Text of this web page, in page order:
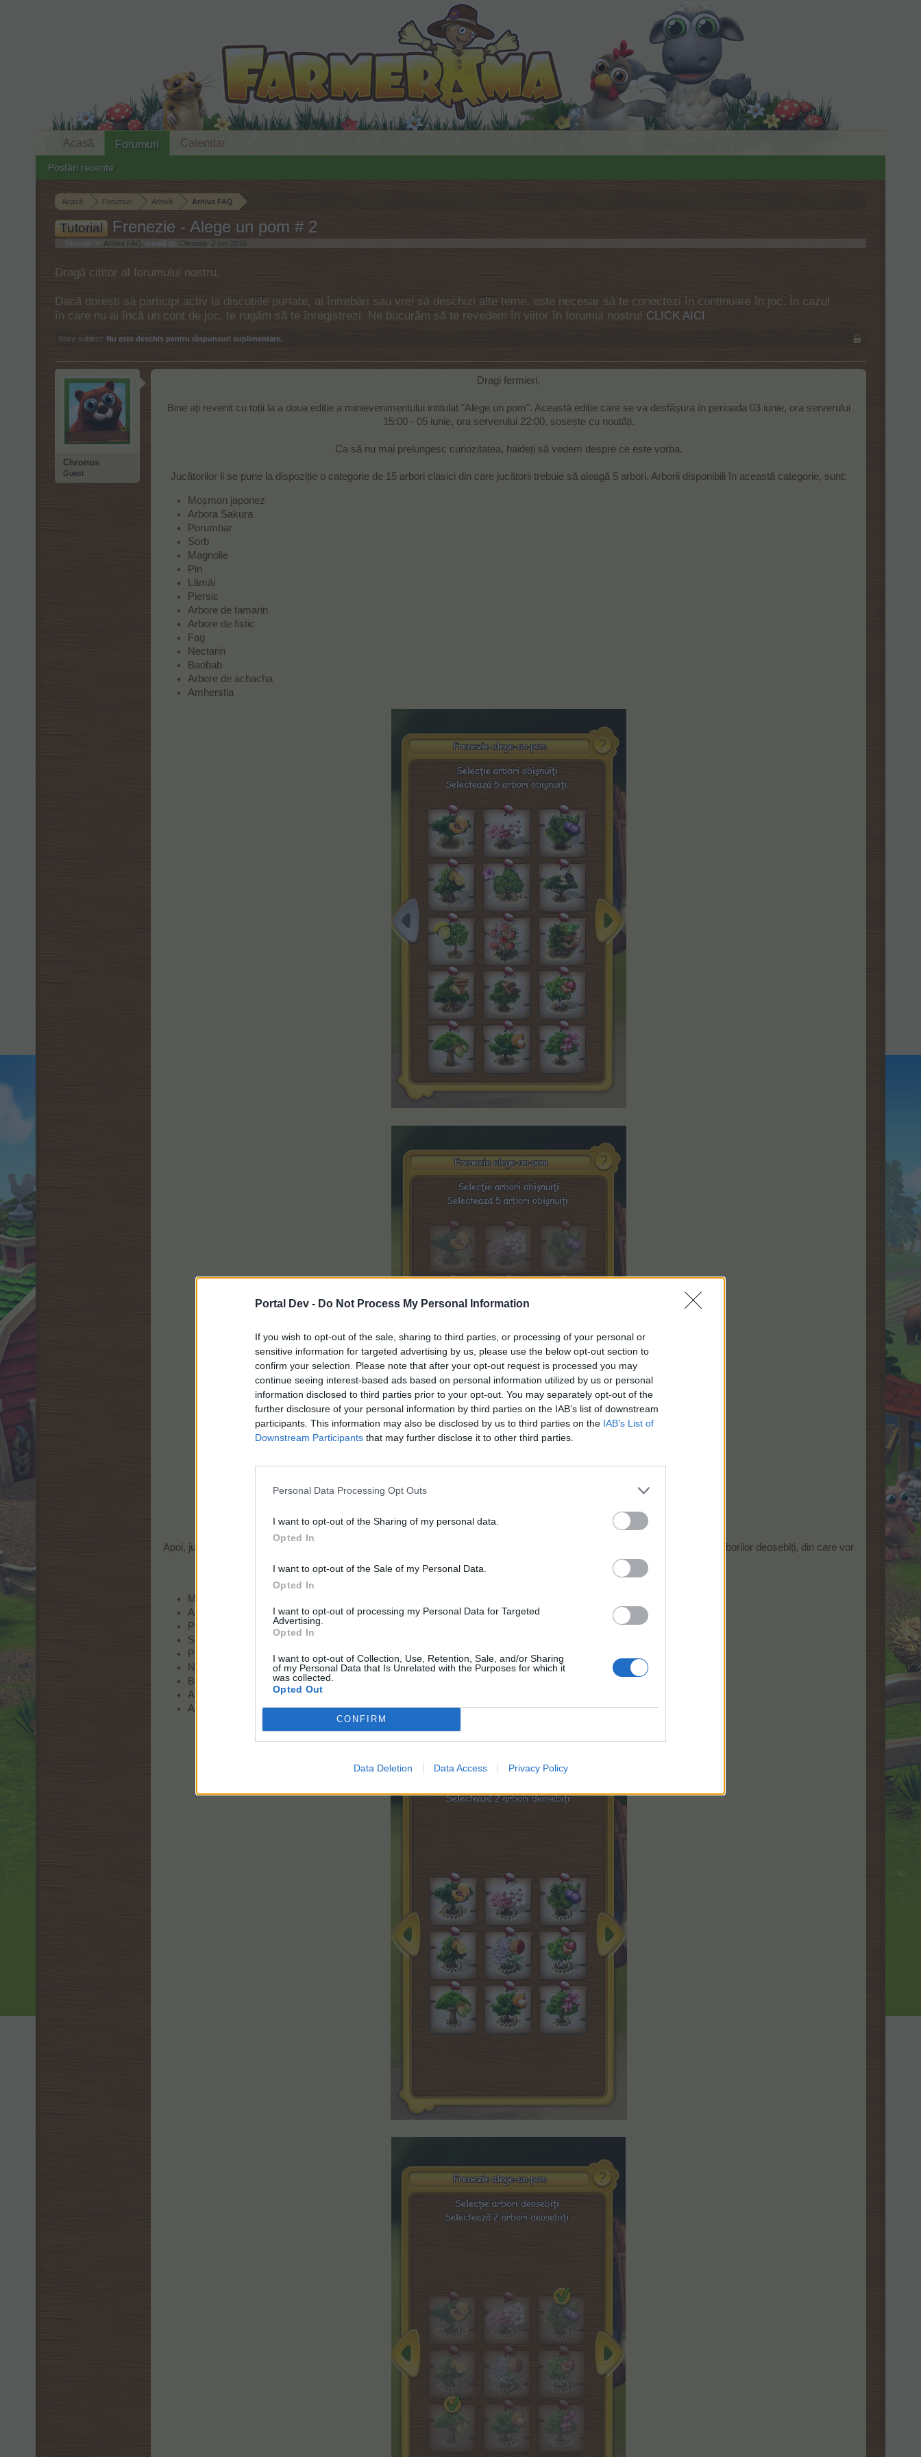
Portal Dev - Do Not Process My Personal Information
If you wish to opt-out of the sale, sharing to third parties, or processing of your personal or
sensitive information for targeted advertising by us, please use the below opt-out section to
confirm your selection. Please note that after your opt-out request is processed you may
continue seeing interest-based ads based on personal information utilized by us or personal
information disclosed to third parties prior to your opt-out. You may separately opt-out of the
further disclosure of your personal information by third parties on the IAB’s list of downstream
participants. This information may also be disclosed by us to third parties on the IAB’s List of
Downstream Participants that may further disclose it to other third parties.
Personal Data Processing Opt Outs
I want to opt-out of the Sharing of my personal data.
Opted In
I want to opt-out of the Sale of my Personal Data.
Opted In
I want to opt-out of processing my Personal Data for Targeted
Advertising.
Opted In
I want to opt-out of Collection, Use, Retention, Sale, and/or Sharing
of my Personal Data that Is Unrelated with the Purposes for which it
was collected.
Opted Out
CONFIRM
Data Deletion Data Access Privacy Policy
Acasă Forumuri Arhivă Arhiva FAQ
Tutorial Frenezie - Alege un pom # 2
Discuție în ' Arhiva FAQ ' creată de Chronos 2 Iun 2016
Dragă cititor al forumului nostru,
Dacă dorești să participi activ la discuțiile purtate, ai întrebări sau vrei să deschizi alte teme, este necesar să te conectezi în continuare în joc. În cazul
în care nu ai încă un cont de joc, te rugăm să te înregistrezi. Ne bucurăm să te revedem în viitor în forumul nostru! CLICK AICI
Stare subiect: Nu este deschis pentru răspunsuri suplimentare.
Chronos
Guest
Dragi fermieri,
Bine ați revenit cu toții la a doua ediție a minievenimentului intitulat "Alege un pom". Această ediție care se va desfășura în perioada 03 iunie, ora serverului
15:00 - 05 iunie, ora serverului 22:00, sosește cu noutăți.
Ca să nu mai prelungesc curiozitatea, haideți să vedem despre ce este vorba.
Jucătorilor li se pune la dispoziție o categorie de 15 arbori clasici din care jucătorii trebuie să aleagă 5 arbori. Arborii disponibili în această categorie, sunt:​
Moșmon japonez
Arbora Sakura
Porumbar
Sorb
Magnolie
Pin
Lămâi
Piersic
Arbore de tamarin
Arbore de fistic
Fag
Nectarin
Baobab
Arbore de achacha
Amherstia
Apoi, jucătorii vor trebui să selecteze o altă categorie de arbori, apăsând pe săgeata din dreapta. Astfel vor accesa categoria arborilor deosebiți, din care vor
trebui să aleagă 2 arbori. Arborii disponibili în această categorie, sunt:
Moșmon japonez XL
Arbore Sakura XL
Porumbar XL
Sorb XL
Piersic XL
Nectarin XL
Baobab XL
Arbore achacha XL
Amherstia XL
Acasă Forumuri
Postări recente
Calendar